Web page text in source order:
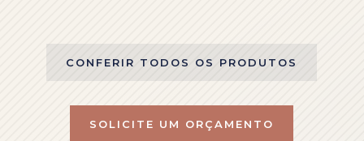
CONFERIR TODOS OS PRODUTOS
SOLICITE UM ORÇAMENTO